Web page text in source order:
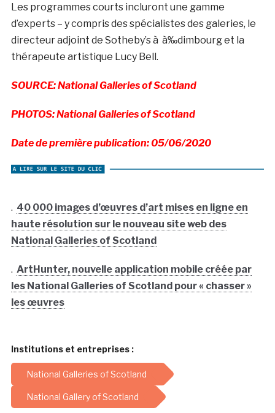
Les programmes courts incluront une gamme
d’experts – y compris des spécialistes des galeries, le
directeur adjoint de Sotheby’s à à‰dimbourg et la
thérapeute artistique Lucy Bell.
SOURCE: National Galleries of Scotland
PHOTOS: National Galleries of Scotland
Date de première publication: 05/06/2020
. 40 000 images d’œuvres d’art mises en ligne en
haute résolution sur le nouveau site web des
National Galleries of Scotland
. ArtHunter, nouvelle application mobile créée par
les National Galleries of Scotland pour « chasser »
les œuvres
Institutions et entreprises :
National Galleries of Scotland
National Gallery of Scotland